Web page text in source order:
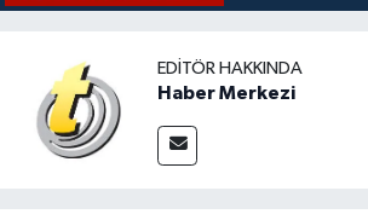
EDITÖR HAKKINDA
Haber Merkezi